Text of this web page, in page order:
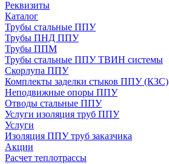
Реквизиты
Каталог
Трубы стальные ППУ
Трубы ПНД ППУ
Трубы ППМ
Трубы стальные ППУ ТВИН системы
Скорлупа ППУ
Комплекты заделки стыков ППУ (КЗС)
Неподвижные опоры ППУ
Отводы стальные ППУ
Услуги изоляция труб ППУ
Услуги
Изоляция ППУ труб заказчика
Акции
Расчет теплотрассы